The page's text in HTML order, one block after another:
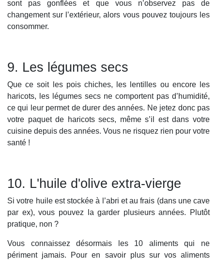
sont pas gonflées et que vous n’observez pas de
changement sur l’extérieur, alors vous pouvez toujours les
consommer.
9. Les légumes secs
Que ce soit les pois chiches, les lentilles ou encore les
haricots, les légumes secs ne comportent pas d’humidité,
ce qui leur permet de durer des années. Ne jetez donc pas
votre paquet de haricots secs, même s’il est dans votre
cuisine depuis des années. Vous ne risquez rien pour votre
santé !
10. L'huile d'olive extra-vierge
Si votre huile est stockée à l’abri et au frais (dans une cave
par ex), vous pouvez la garder plusieurs années. Plutôt
pratique, non ?
Vous connaissez désormais les 10 aliments qui ne
périment jamais. Pour en savoir plus sur vos aliments